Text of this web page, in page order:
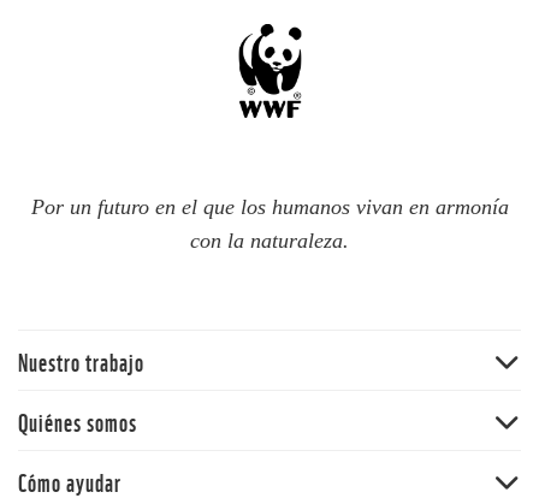
Por un futuro en el que los humanos vivan en armonía
con la naturaleza.
Nuestro trabajo
Océanos
Cambio climático
Quiénes somos
Cómo ayudar